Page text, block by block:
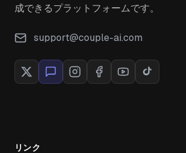
成できるプラットフォームです。
support@couple-ai.com
リンク